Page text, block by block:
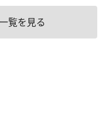
覧を見る